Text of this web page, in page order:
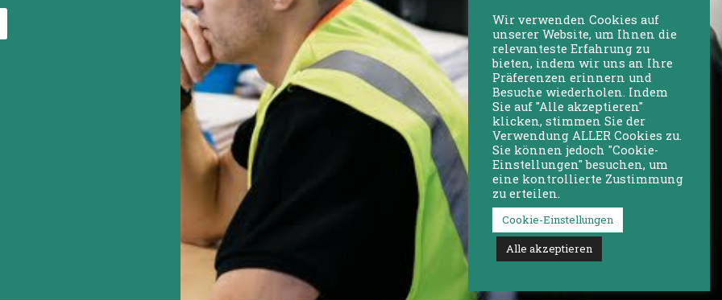
Wir verwenden Cookies auf
unserer Website, um Ihnen die
relevanteste Erfahrung zu
bieten, indem wir uns an Ihre
Präferenzen erinnern und
Besuche wiederholen. Indem
Sie auf "Alle akzeptieren"
klicken, stimmen Sie der
Verwendung ALLER Cookies zu.
Sie können jedoch "Cookie-
Einstellungen" besuchen, um
eine kontrollierte Zustimmung
zu erteilen.
Cookie-Einstellungen
Alle akzeptieren